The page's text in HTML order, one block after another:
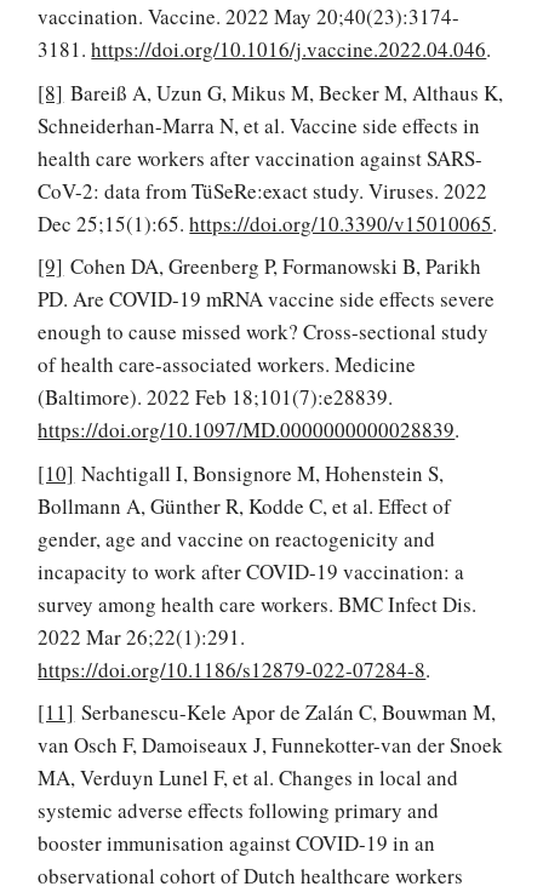
vaccination. Vaccine. 2022 May 20;40(23):3174-
3181.https://doi.org/10.1016/j.vaccine.2022.04.046.
[8] Bareiß A, Uzun G, Mikus M, Becker M, Althaus K,
Schneiderhan-Marra N, et al. Vaccine side effects in
health care workers after vaccination against SARS-
CoV-2: data from TüSeRe:exact study. Viruses. 2022
Dec 25;15(1):65.https://doi.org/10.3390/v15010065.
[9] Cohen DA, Greenberg P, Formanowski B, Parikh
PD. Are COVID-19 mRNA vaccine side effects severe
enough to cause missed work? Cross-sectional study
of health care-associated workers. Medicine
(Baltimore). 2022 Feb 18;101(7):e28839.
https://doi.org/10.1097/MD.0000000000028839.
[10] Nachtigall I, Bonsignore M, Hohenstein S,
Bollmann A, Günther R, Kodde C, et al. Effect of
gender, age and vaccine on reactogenicity and
incapacity to work after COVID-19 vaccination: a
survey among health care workers. BMC Infect Dis.
2022 Mar 26;22(1):291.
https://doi.org/10.1186/s12879-022-07284-8.
[11] Serbanescu-Kele Apor de Zalán C, Bouwman M,
van Osch F, Damoiseaux J, Funnekotter-van der Snoek
MA, Verduyn Lunel F, et al. Changes in local and
systemic adverse effects following primary and
booster immunisation against COVID-19 in an
observational cohort of Dutch healthcare workers